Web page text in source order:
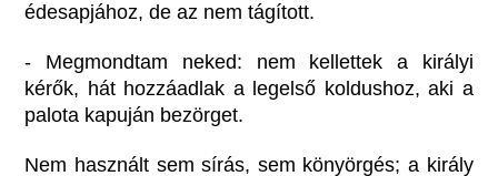
édesapjához, de az nem tágított.
- Megmondtam neked: nem kellettek a királyi
kérők, hát hozzáadlak a legelső koldushoz, aki a
palota kapuján bezörget.
Nem használt sem sírás, sem könyörgés; a király